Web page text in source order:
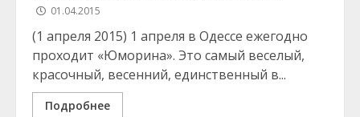
01.04.2015
(1 апреля 2015) 1 апреля в Одессе ежегодно
проходит «Юморина». Это самый веселый,
красочный, весенний, единственный в...
Подробнее